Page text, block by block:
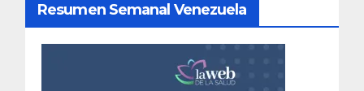
Resumen Semanal Venezuela